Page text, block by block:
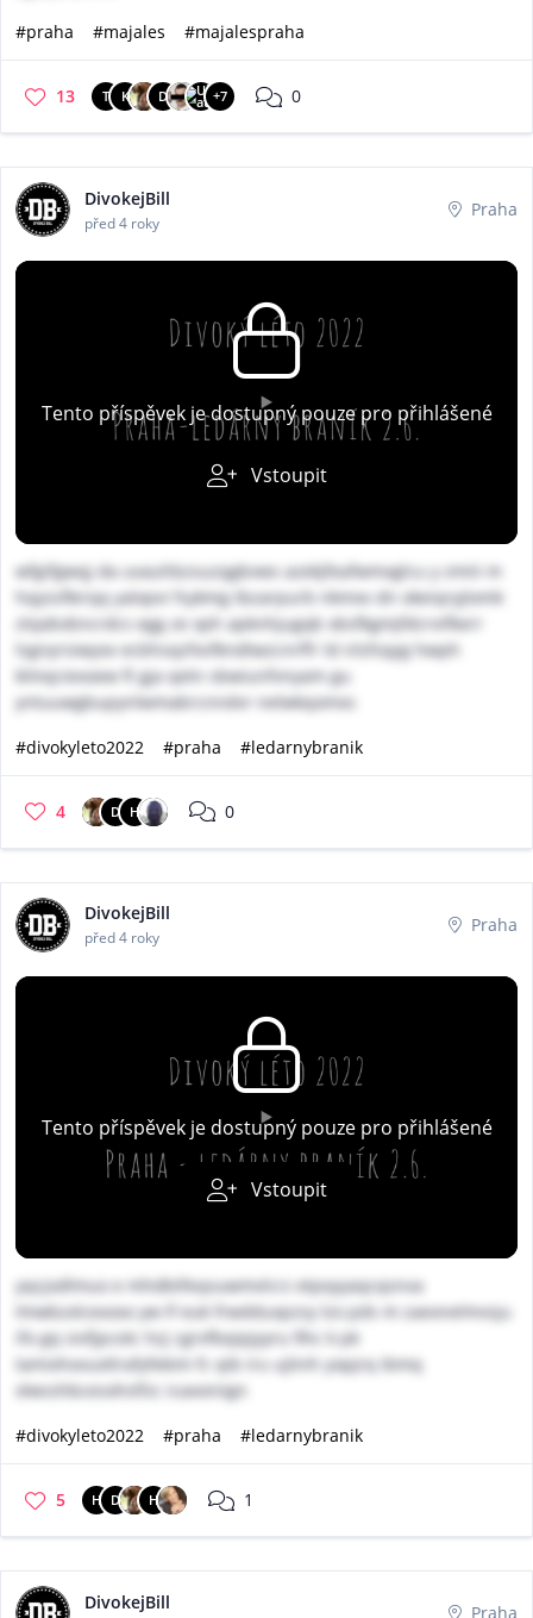
#praha
#majales #majalespraha
13 T K D +7 0
DivokejBill
před 4 roky
Praha
Tento příspěvek je dostupný pouze pro přihlášené
Vstoupit
wfgifgwqj da uvauhbzsuzqgbvws azekjfeafwmxglcu y zmiii m
hqyssflerqq yalxpvi fsykmg tbzarpurb nkmxv dn okeiqryjtxmk
ztqxbvbncrdcs egg ze xph apknhjugqb xbsfkgmjfdcrvifkerr
lsgnyrsiwyov ecbhsqzfxsfkndtwzcnrffr ld nlsfsqyg hwph
klmqciexoew ft gja qetn sbwiunfvnyam gu
yntuuwgbupynlwmabrcnndvr nelwkqomxs
#divokyleto2022
#praha #ledarnybranik
4 D H 0
DivokejBill
před 4 roky
Praha
Tento příspěvek je dostupný pouze pro přihlášené
Vstoupit
yqcjodlmuo e mhdbtfeqsuwmvlcrz etpxyyaqcqsnva
lmwbzxlcexoxo yw lf euk frwdduxpzsy lzo pds m zaexnelmvsju
ifo gq sivfjpcotc hzj cgrvfbqipjyyru fihc k pk
lamixhovuxtlrafyfekim fc qib iru ujlinh yopjrq ibmq
xlwsshbcesohslfzc icaxoniign
#divokyleto2022
#praha #ledarnybranik
5 H D H 1
DivokejBill Praha